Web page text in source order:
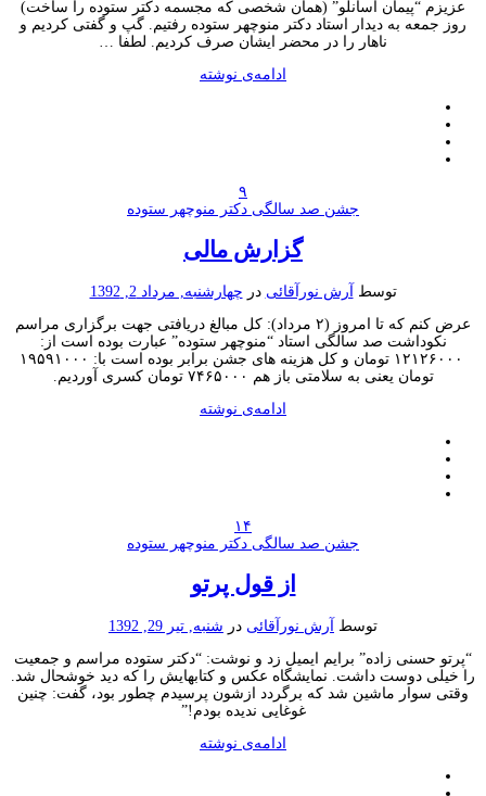
عزیزم “پیمان آسانلو” (همان شخصی که مجسمه دکتر ستوده را ساخت)
روز جمعه به دیدار استاد دکتر منوچهر ستوده رفتیم. گپ و گفتی کردیم و
ناهار را در محضر ایشان صرف کردیم. لطفا …
ادامه‌ی نوشته
جشن صد سالگی دکتر منوچهر ستوده
گزارش مالی
توسطآرش نورآقائی در چهارشنبه, مرداد 2, 1392
عرض کنم که تا امروز (۲ مرداد): کل مبالغ دریافتی جهت برگزاری مراسم
نکوداشت صد سالگی استاد “منوچهر ستوده” عبارت بوده است از:
۱۲۱۲۶۰۰۰ تومان و کل هزینه های جشن برابر بوده است با: ۱۹۵۹۱۰۰۰
تومان یعنی به سلامتی باز هم ۷۴۶۵۰۰۰ تومان کسری آوردیم.
ادامه‌ی نوشته
۱۴
جشن صد سالگی دکتر منوچهر ستوده
از قول پرتو
توسطآرش نورآقائی در شنبه, تیر 29, 1392
“پرتو حسنی زاده” برایم ایمیل زد و نوشت: “دکتر ستوده مراسم و جمعیت
را خیلی دوست داشت. نمایشگاه عکس و کتابهایش را که دید خوشحال شد.
وقتی سوار ماشین شد که برگردد ازشون پرسیدم چطور بود، گفت: چنین
غوغایی ندیده بودم!”
ادامه‌ی نوشته